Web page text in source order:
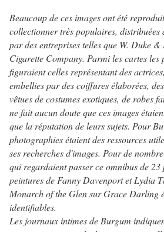
Beaucoup de ces images ont été
collectionner très populaires, distribuées
par des entreprises telles que W. Duke
Cigarette Company. Parmi les cartes les
figuraient celles représentant des
embellies par des coiffures élaborées,
vêtues de costumes exotiques, de robes
ne fait aucun doute que ces images
que la réputation de leurs sujets. Pour
photographies étaient des ressources
ses recherches d'images. Pour de
qui regardaient passer ce omnibus de 23
peintures de Fanny Davenport et Lydia
Monarch of the Glen sur Grace Darling
identifiables.
Les journaux intimes de Burgum